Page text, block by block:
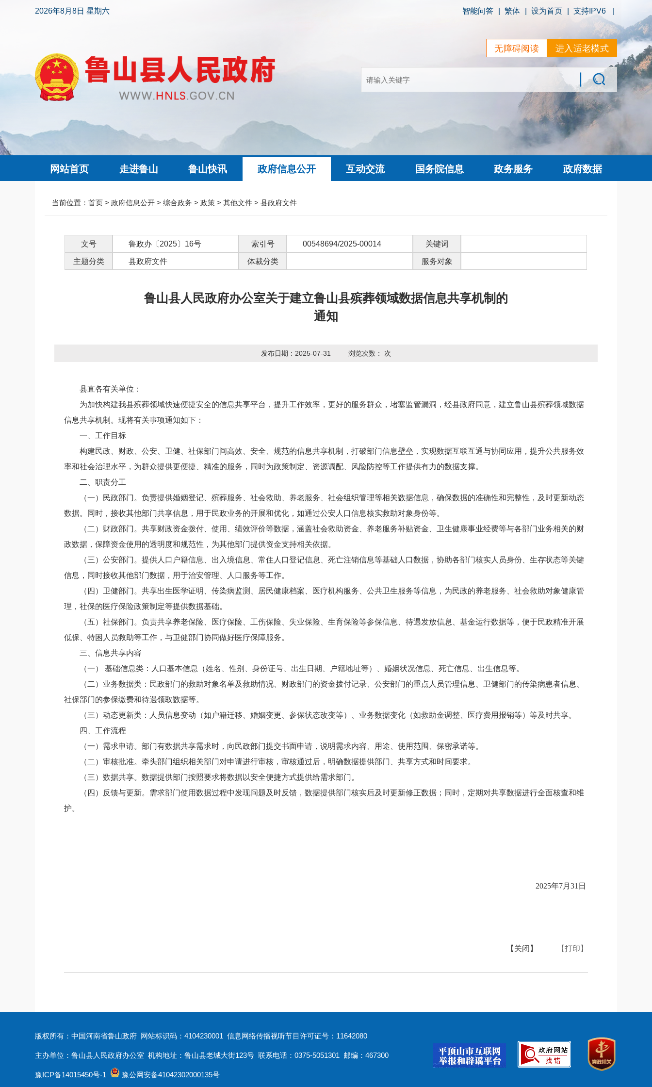
2026年8月8日 星期六 智能问答 繁体 设为首页 支持IPV6
进入适老模式
无障碍阅读
网站首页 走进鲁山 鲁山快讯 政府信息公开 互动交流 国务院信息 政务服务 政府数据
当前位置： 首页 > 政府信息公开 > 综合政务 > 政策 > 其他文件 > 县政府文件
文号 鲁政办〔2025〕16号 索引号 00548694/2025-00014 关键词
主题分类 县政府文件 体裁分类 服务对象
鲁山县人民政府办公室关于建立鲁山县殡葬领域数据信息共享机制的
通知
发布日期：2025-07-31 浏览次数： 次
县直各有关单位 ：
为加快构建我县殡葬领域快速便捷安全的信息共享平台，提升工作效率，更好的服务群众，堵塞监管漏洞， 经县政府同意，建立鲁山县殡葬领域数据
信息共享机制。 现将有关事项通知如下：
一、工作目标
构建民政、财政、公安、卫健、社保部门间高效、安全、规范的信息共享机制，打破部门信息壁垒，实现数据互联互通与协同应用 ， 提升公共服务效
率和社会治理水平，为群众提供更便捷、精准的服务，同时为政策制定、资源调配、风险防控等工作提供有力的数据支撑。
二、职责分工
（一）民政部门。 负责提供婚姻登记、殡葬服务、社会救助、养老服务、社会组织管理等相关数据信息，确保数据的准确性和完整性，及时更新动态
数据。同时，接收其他部门共享信息，用于民政业务的开展和优化，如通过公安人口信息核实救助对象身份等。
（二）财政部门。 共享财政资金拨付、使用、绩效评价等数据，涵盖社会救助资金、养老服务补贴资金、卫生健康事业经费等与各部门业务相关的财
政数据，保障资金使用的透明度和规范性，为其他部门提供资金支持相关依据。
（三）公安部门。 提供人口户籍信息、出入境信息、常住人口登记信息、死亡注销信息等基础人口数据，协助各部门核实人员身份、生存状态等关键
信息，同时接收其他部门数据，用于治安管理、人口服务等工作。
（四）卫健部门。 共享出生医学证明、传染病监测、居民健康档案、医疗机构服务、公共卫生服务等信息，为民政的养老服务、社会救助对象健康管
理，社保的医疗保险政策制定等提供数据基础。
（五）社保部门。 负责共享养老保险、医疗保险、工伤保险、失业保险、生育保险等参保信息、待遇发放信息、基金运行数据等，便于民政精准开展
低保、特困人员救助等工作，与卫健部门协同做好医疗保障服务。
三、信息共享内容
（一）
基础信息类：
人口基本信息（姓名、性别、身份证号、出生日期、户籍地址等）、婚姻状况信息、死亡信息、出生信息等。
（二） 业务数据类： 民政部门的救助对象名单及救助情况、财政部门的资金拨付记录、公安部门的重点人员管理信息、卫健部门的传染病患者信息、
社保部门的参保缴费和待遇领取数据等。
（三） 动态更新类： 人员信息变动（如户籍迁移、婚姻变更、参保状态改变等）、业务数据变化（如救助金调整、医疗费用报销等） 等及时共享。
四、工作流程
（一）需求申请。 部门有数据共享需求时，向 民政部门提交书面申请，说明需求内容、用途、使用范围、保密承诺等。
（二）审核批准。 牵头部门组织相关部门对申请进行审核，审核通过后，明确数据提供部门、共享方式和时间要求。
（三）数据共享。 数据提供部门按照要求将数据以安全便捷方式提供给需求部门。
（四）反馈与更新。 需求部门使用数据过程中发现问题及时反馈，数据提供部门核实后及时更新修正数据；同时，定期对共享数据进行全面核查和维
护。
2025年7月31日
【打印】
【关闭】
版权所有：中国河南省鲁山政府 网站标识码：4104230001 信息网络传播视听节目许可证号：11642080
主办单位：鲁山县人民政府办公室 机构地址：鲁山县老城大街123号 联系电话：0375-5051301 邮编：467300
豫ICP备14015450号-1 豫公网安备41042302000135号